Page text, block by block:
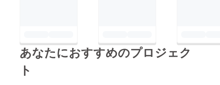
あなたにおすすめのプロジェク
ト